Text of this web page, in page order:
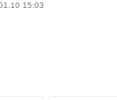
15:03